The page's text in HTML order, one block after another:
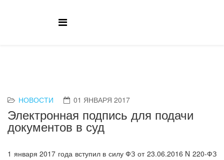
НОВОСТИ 01 ЯНВАРЯ 2017
Электронная подпись для подачи
документов в суд
1 января 2017 года вступил в силу ФЗ от 23.06.2016 N 220-ФЗ